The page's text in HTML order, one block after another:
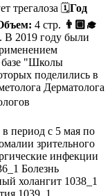
трегалоза 🗓Год
4 стр. 👨🏼‍🎓
2019 году были
базе "Школы
поделились в
Дерматолога
период с 5 мая по
зрительного
инфекции
Болезнь
холангит 1038_1
1039_1